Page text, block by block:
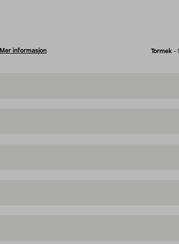
Mer informasjon Tormek -